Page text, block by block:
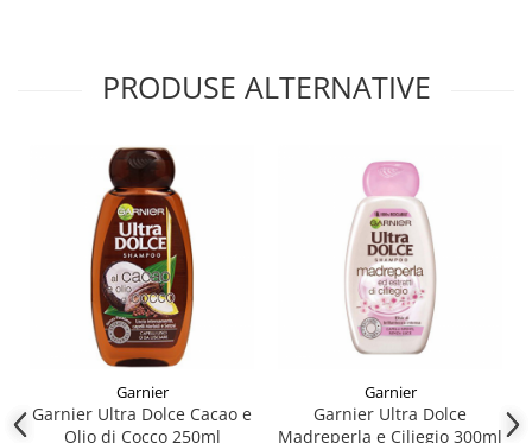
PRODUSE ALTERNATIVE
Garnier
Garnier Ultra Dolce Cacao e
Olio di Cocco 250ml
Garnier
Garnier Ultra Dolce
Madreperla e Ciliegio 300ml